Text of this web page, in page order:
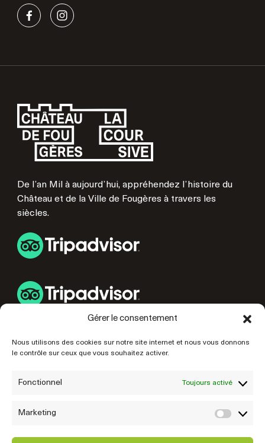
Gérer le consentement
Nous utilisons des cookies sur notre site internet et nous vous donnons
le contrôle sur ceux que vous souhaitez activer.
Fonctionnel Toujours activé
Marketing
De l’an Mil à aujourd’hui, appréhendez l’histoire du
Château et de la Ville de Fougères à travers les
siècles.
LIENS UTILES
NOS PARTENAIRES